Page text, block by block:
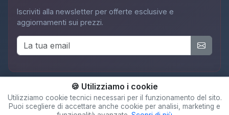
Iscriviti alla newsletter per offerte esclusive e
aggiornamenti sui prezzi.
© 2025 Adispot. Tutti i diritti riservati.
🍪 Utilizziamo i cookie
Utilizziamo cookie tecnici necessari per il funzionamento del sito.
Puoi scegliere di accettare anche cookie per analisi, marketing e